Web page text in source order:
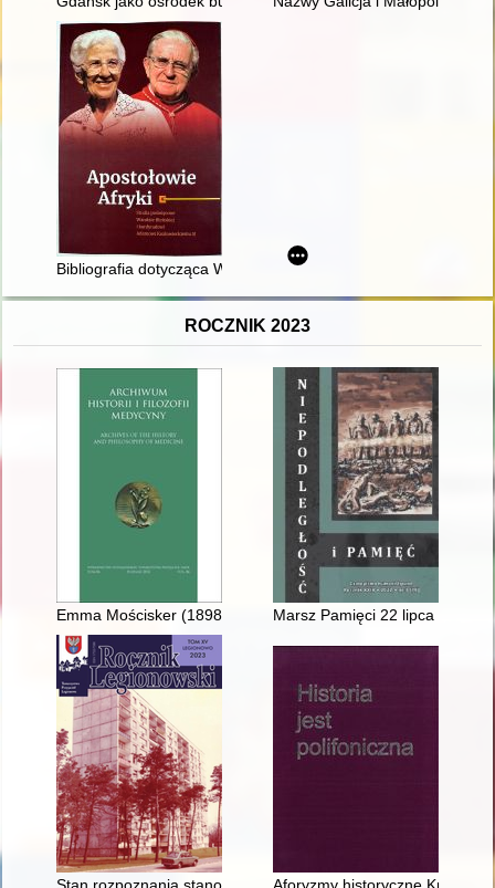
Bibliografia dotycząca Wandy Błeńskiej (1911-2014)
ROCZNIK 2023
Emma Mościsker (1898-1942) : jedna z pionierek polskiej
Marsz Pamięci 22 lipca 1942